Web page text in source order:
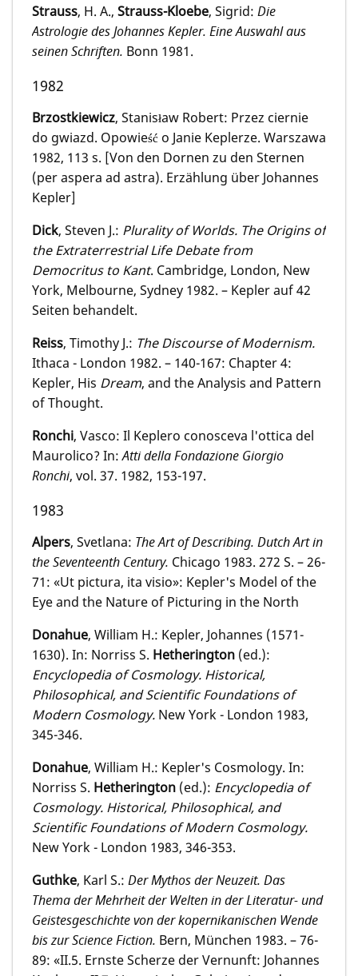
Strauss, H. A., Strauss-Kloebe, Sigrid: Die
Astrologie des Johannes Kepler. Eine Auswahl aus
seinen Schriften. Bonn 1981.
1982
Brzostkiewicz, Stanisław Robert: Przez ciernie
do gwiazd. Opowieść o Janie Keplerze. Warszawa
1982, 113 s. [Von den Dornen zu den Sternen
(per aspera ad astra). Erzählung über Johannes
Kepler]
Dick, Steven J.: Plurality of Worlds. The Origins of
the Extraterrestrial Life Debate from
Democritus to Kant. Cambridge, London, New
York, Melbourne, Sydney 1982. – Kepler auf 42
Seiten behandelt.
Reiss, Timothy J.: The Discourse of Modernism.
Ithaca - London 1982. – 140-167: Chapter 4:
Kepler, His Dream, and the Analysis and Pattern
of Thought.
Ronchi, Vasco: Il Keplero conosceva l'ottica del
Maurolico? In:Atti della Fondazione Giorgio
Ronchi, vol. 37. 1982, 153-197.
1983
Alpers, Svetlana: The Art of Describing. Dutch Art in
the Seventeenth Century. Chicago 1983. 272 S. – 26-
71: «Ut pictura, ita visio»: Kepler's Model of the
Eye and the Nature of Picturing in the North
Donahue, William H.: Kepler, Johannes (1571-
1630). In: Norriss S. Hetherington (ed.):
Encyclopedia of Cosmology. Historical,
Philosophical, and Scientific Foundations of
Modern Cosmology. New York - London 1983,
345-346.
Donahue, William H.: Kepler's Cosmology. In:
Norriss S. Hetherington (ed.): Encyclopedia of
Cosmology. Historical, Philosophical, and
Scientific Foundations of Modern Cosmology.
New York - London 1983, 346-353.
Guthke, Karl S.: Der Mythos der Neuzeit. Das
Thema der Mehrheit der Welten in der Literatur- und
Geistesgeschichte von der kopernikanischen Wende
bis zur Science Fiction. Bern, München 1983. – 76-
89: «II.5. Ernste Scherze der Vernunft: Johannes